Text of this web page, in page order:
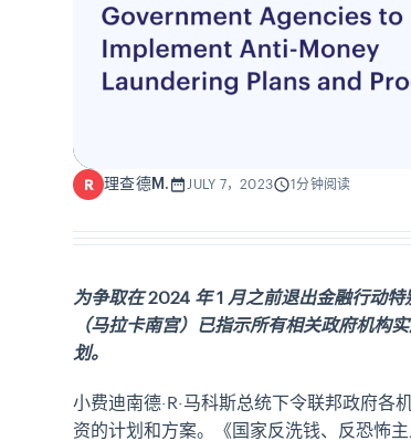
R 理查德M. JULY 7，2023 1分钟阅读
为争取在 2024 年 1 月之前退出金融行动
（马拉卡南宫）已指示所有相关政府机构
划。
小费迪南德·R·马科斯总统下令联邦政府
资的计划和方案。《国家反洗钱、反恐怖